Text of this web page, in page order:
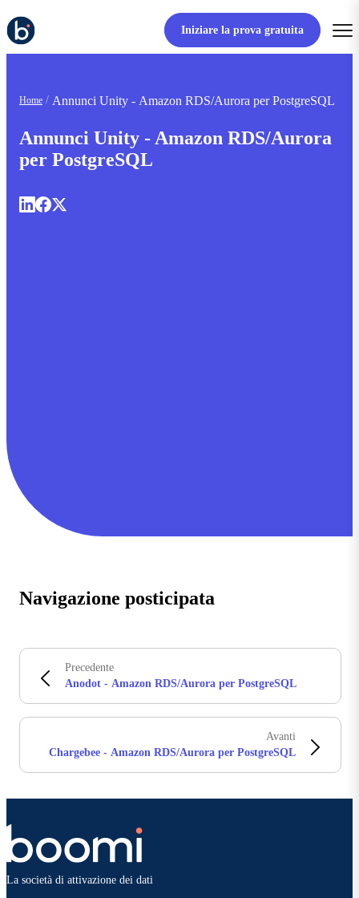
Iniziare la prova gratuita
Home Annunci Unity - Amazon RDS/Aurora per PostgreSQL
Annunci Unity - Amazon RDS/Aurora
per PostgreSQL
Navigazione posticipata
Precedente
Anodot - Amazon RDS/Aurora per PostgreSQL
Avanti
Chargebee - Amazon RDS/Aurora per PostgreSQL
La società di attivazione dei dati